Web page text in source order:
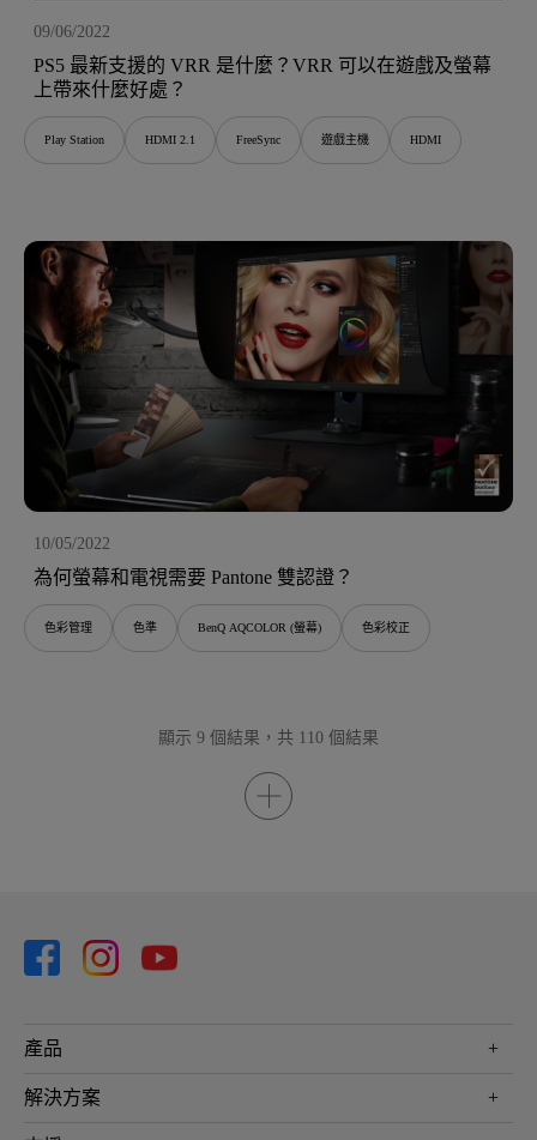
09/06/2022
PS5 最新支援的 VRR 是什麼？VRR 可以在遊戲及螢幕
上帶來什麼好處？
Play Station HDMI 2.1 FreeSync 遊戲主機 HDMI
10/05/2022
為何螢幕和電視需要 Pantone 雙認證？
色彩管理 色準 BenQ AQCOLOR (螢幕) 色彩校正
顯示 9 個結果，共 110 個結果
產品
投影機
解決方案